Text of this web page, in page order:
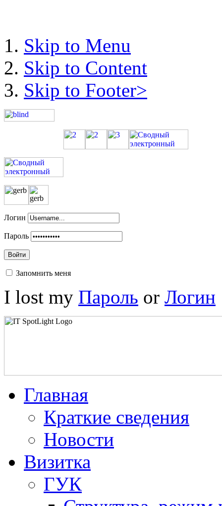
Skip to Menu
Skip to Content
Skip to Footer>
Логин
Пароль
Войти
Запомнить меня
I lost my Пароль or Логин
Главная
Краткие сведения
Новости
Визитка
ГУК